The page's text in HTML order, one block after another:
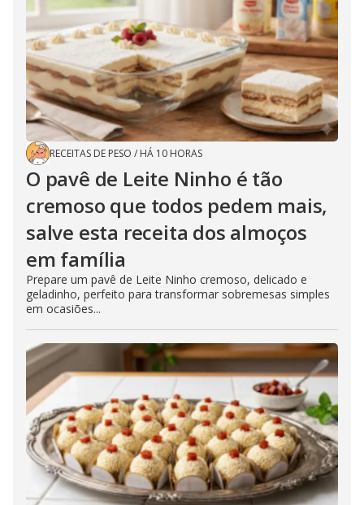
RECEITAS DE PESO / HÁ 10 HORAS
O pavê de Leite Ninho é tão
cremoso que todos pedem mais,
salve esta receita dos almoços
em família
Prepare um pavê de Leite Ninho cremoso, delicado e
geladinho, perfeito para transformar sobremesas simples
em ocasiões...